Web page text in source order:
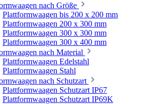
nach Größe
Plattformwaagen bis 200 x 200 mm
Plattformwaagen 200 x 300 mm
Plattformwaagen 300 x 300 mm
Plattformwaagen 300 x 400 mm
nach Material
Plattformwaagen Edelstahl
Plattformwaagen Stahl
nach Schutzart
Plattformwaagen Schutzart IP67
Plattformwaagen Schutzart IP69K